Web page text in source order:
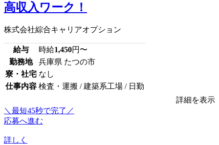
高収入ワーク！
株式会社綜合キャリアオプション
給与 時給1,450円〜
勤務地
兵庫県 たつの市
寮・社宅 なし
仕事内容 検査・運搬 / 建築系工場 / 日勤
詳細を表示
＼最短45秒で完了／
応募へ進む
詳しく